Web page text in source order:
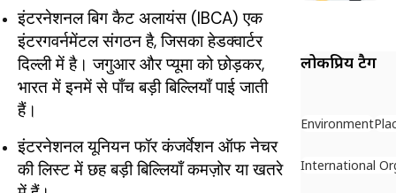
इंटरनेशनल बिग कैट अलायंस (IBCA) एक
इंटरगवर्नमेंटल संगठन है, जिसका हेडक्वार्टर
दिल्ली में है। जगुआर और प्यूमा को छोड़कर,
भारत में इनमें से पाँच बड़ी बिल्लियाँ पाई जाती
हैं।
इंटरनेशनल यूनियन फॉर कंजर्वेशन ऑफ नेचर
की लिस्ट में छह बड़ी बिल्लियाँ कमज़ोर या खतरे
लोकप्रिय टैग
Environment
International